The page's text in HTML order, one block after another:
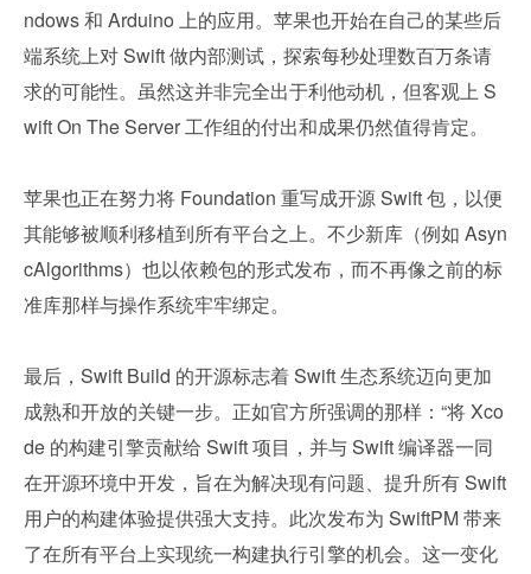
ndows 和 Arduino 上的应用。苹果也开始在自己的某些后
端系统上对 Swift 做内部测试，探索每秒处理数百万条请
求的可能性。虽然这并非完全出于利他动机，但客观上 S
wift On The Server 工作组的付出和成果仍然值得肯定。
苹果也正在努力将 Foundation 重写成开源 Swift 包，以便
其能够被顺利移植到所有平台之上。不少新库（例如 Asyn
cAlgorithms）也以依赖包的形式发布，而不再像之前的标
准库那样与操作系统牢牢绑定。
最后，Swift Build 的开源标志着 Swift 生态系统迈向更加
成熟和开放的关键一步。正如官方所强调的那样：“将 Xco
de 的构建引擎贡献给 Swift 项目，并与 Swift 编译器一同
在开源环境中开发，旨在为解决现有问题、提升所有 Swift
用户的构建体验提供强大支持。此次发布为 SwiftPM 带来
了在所有平台上实现统一构建执行引擎的机会。这一变化